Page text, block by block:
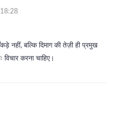
बल्कि दिमाग की तेज़ी ही प्रमुख
करना चाहिए।